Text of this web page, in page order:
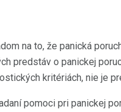
na to, že panická
predstáv o panickej
kritériách, nie je
pomoci pri panickej